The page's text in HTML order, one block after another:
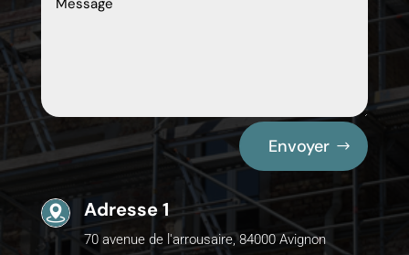
Envoyer
Adresse 1
70 avenue de l'arrousaire, 84000 Avignon